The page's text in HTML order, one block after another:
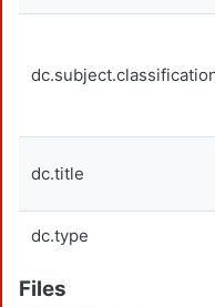
dc.title
dc.type
Files